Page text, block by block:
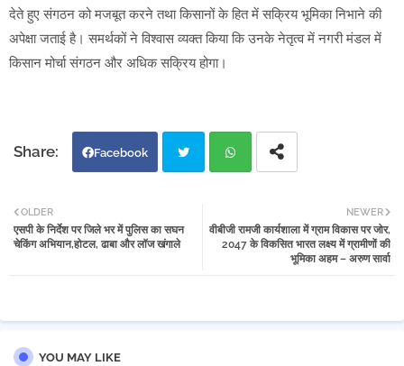
देते हुए संगठन को मजबूत करने तथा किसानों के हित में सक्रिय भूमिका निभाने की
अपेक्षा जताई है। समर्थकों ने विश्वास व्यक्त किया कि उनके नेतृत्व में नगरी मंडल में
किसान मोर्चा संगठन और अधिक सक्रिय होगा।
Facebook
tter atsa
NEWER
वीबीजी रामजी कार्यशाला में ग्राम विकास पर जोर,
2047 के विकसित भारत लक्ष्य में ग्रामीणों की
भूमिका अहम – अरुण सार्वा
OLDER
एसपी के निर्देश पर जिले भर में पुलिस का सघन
चेकिंग अभियान,होटल, ढाबा और लॉज खंगाले
YOU MAY LIKE